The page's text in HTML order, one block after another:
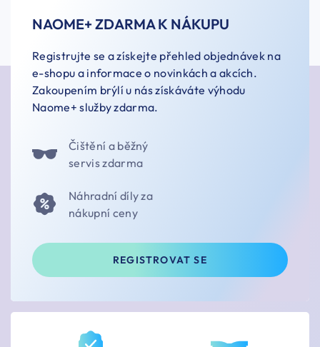
NAOME+ ZDARMA K NÁKUPU
Registrujte se a získejte přehled objednávek na
e-shopu a informace o novinkách a akcích.
Zakoupením brýlí u nás získáváte výhodu
Naome+ služby zdarma.
Čištění a běžný
servis zdarma
Náhradní díly za
nákupní ceny
REGISTROVAT SE